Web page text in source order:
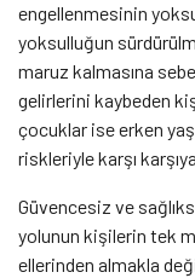
engellenmesinin
yoksulluğun
maruz kalmasına
gelirlerini kaybeden
çocuklar ise erken
riskleriyle karşı
Güvencesiz ve
yolunun kişilerin tek
ellerinden almakla